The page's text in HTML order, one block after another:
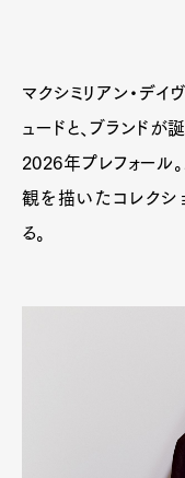
マクシミリアン・デイ
ュードと、ブランド
2026年プレフォール
観を描いたコレクシ
る。